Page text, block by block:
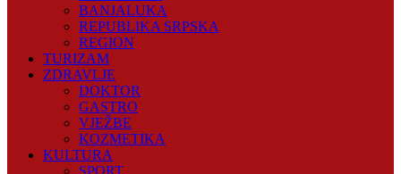
BANJALUKA
REPUBLIKA SRPSKA
REGION
TURIZAM
ZDRAVLJE
DOKTOR
GASTRO
VJEŽBE
KOZMETIKA
KULTURA
SPORT